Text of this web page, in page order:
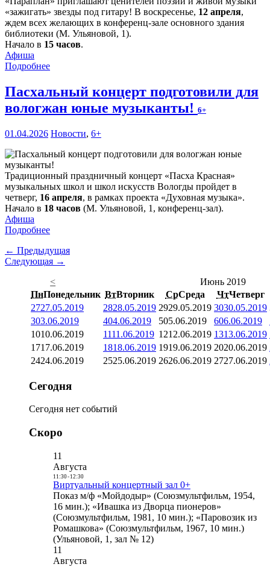
«зажигать» звезды под гитару! В воскресенье, 12 апреля,
ждем всех желающих в конференц-зале основного здания
библиотеки (М. Ульяновой, 1).
Начало в 15 часов.
Афиша
Подробнее
Пасхальный концерт подготовили для
вологжан юные музыканты! 6+
01.04.2026 Новости, 6+
Традиционный праздничный концерт «Пасха Красная»
музыкальных школ и школ искусств Вологды пройдет в
четверг, 16 апреля, в рамках проекта «Духовная музыка».
Начало в 18 часов (М. Ульяновой, 1, конференц-зал).
Афиша
Подробнее
← Предыдущая
Следующая →
<
Июнь 2019
ПнПонедельник ВтВторник СрСреда ЧтЧетверг
2727.05.2019 2828.05.2019 2929.05.2019 3030.05.2019
303.06.2019 404.06.2019 505.06.2019 606.06.2019
1010.06.2019 1111.06.2019 1212.06.2019 1313.06.2019
1717.06.2019 1818.06.2019 1919.06.2019 2020.06.2019
2424.06.2019 2525.06.2019 2626.06.2019 2727.06.2019
Сегодня
Сегодня нет событий
Скоро
11
Августа
11:30- 12:30
Виртуальный концертный зал 0+
Показ м/ф «Мойдодыр» (Союзмультфильм, 1954,
16 мин.); «Ивашка из Дворца пионеров»
(Союзмультфильм, 1981, 10 мин.); «Паровозик из
Ромашкова» (Союзмультфильм, 1967, 10 мин.)
(Ульяновой, 1, зал № 12)
11
Августа